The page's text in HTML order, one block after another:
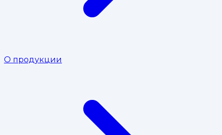
О продукции